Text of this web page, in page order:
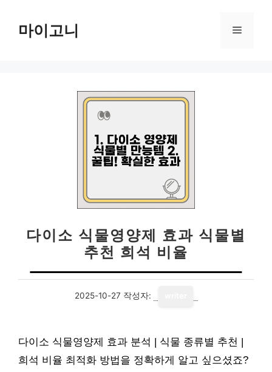
마이고니 메
다이소 식물영양제 효과 식물별
추천 희석 비율
2025-10-27 작성자:
다이소 식물영양제 효과 분석 | 식물 종류별 추천 |
희석 비율 최적화 방법을 정확하게 알고 싶으셨죠?